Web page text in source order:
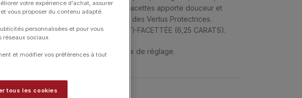
La taille en « coussin » aux multiples facettes apporte douceur et
est la pierre de l’Imaginaire et a des Vertus Protectrices.
18 CARATS ET LABRADORITE MULTI-FACETTÉE (6,25 CARATS).
longueur de 17 cm et ont 4 anneaux de réglage.
votre expérience d'achat, assurer
vous proposer du contenu adapté.
personnalisées et pour vous
sociaux.
et modifier vos préférences à tout
tous les cookies